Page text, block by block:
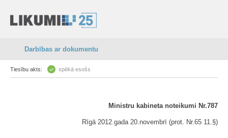
Darbības ar dokumentu
Tiesību akts: spēkā esošs
Ministru kabineta noteikumi Nr.787
Rīgā 2012.gada 20.novembrī (prot. Nr.65 11.§)